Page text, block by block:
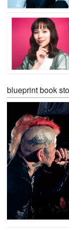
blueprint book